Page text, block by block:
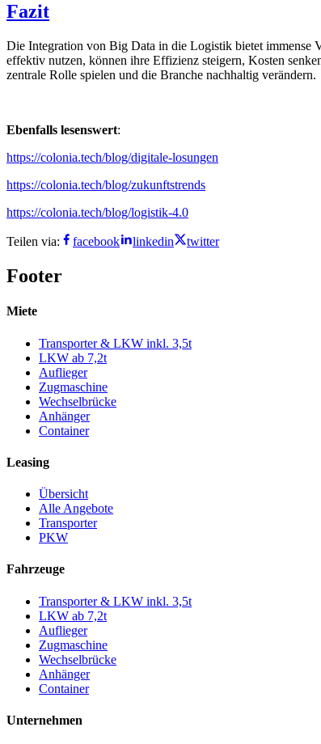
Fazit
Die Integration von Big Data in die Logistik bietet immense
effektiv nutzen, können ihre Effizienz steigern, Kosten
zentrale Rolle spielen und die Branche nachhaltig verändern.
Ebenfalls lesenswert:
https://colonia.tech/blog/digitale-losungen
https://colonia.tech/blog/zukunftstrends
https://colonia.tech/blog/logistik-4.0
Teilen via: facebook linkedin twitter
Footer
Miete
Transporter & LKW inkl. 3,5t
LKW ab 7,2t
Auflieger
Zugmaschine
Wechselbrücke
Anhänger
Container
Leasing
Übersicht
Alle Angebote
Transporter
PKW
Fahrzeuge
Transporter & LKW inkl. 3,5t
LKW ab 7,2t
Auflieger
Zugmaschine
Wechselbrücke
Anhänger
Container
Unternehmen